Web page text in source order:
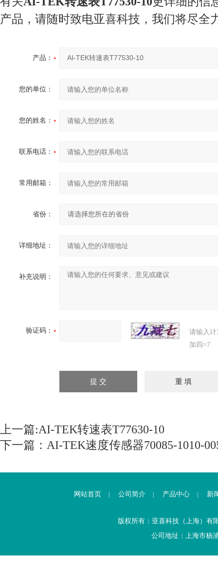
产品，请随时致电亚喜科技，我们将尽全
产品：
您的单位：
您的姓名：
联系电话：
常用邮箱：
省份：
详细地址：
补充说明：
验证码：
请输入
加四=7
上一篇:AI-TEK转速表T77630-10
下一篇： AI-TEK速度传感器70085-1010-
网站首页 公司简介 产品中心 新
版权所有：亚喜科技（上海）
公司地址：上海市杨